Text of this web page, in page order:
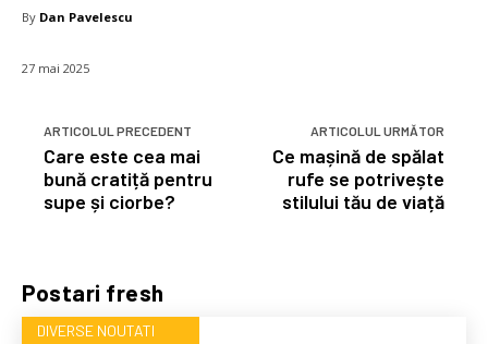
Postari fresh
DIVERSE NOUTATI
By Dan Pavelescu
27 mai 2025
ARTICOLUL PRECEDENT
Care este cea mai
bună cratiță pentru
supe și ciorbe?
ARTICOLUL URMĂTOR
Ce mașină de spălat
rufe se potrivește
stilului tău de viață